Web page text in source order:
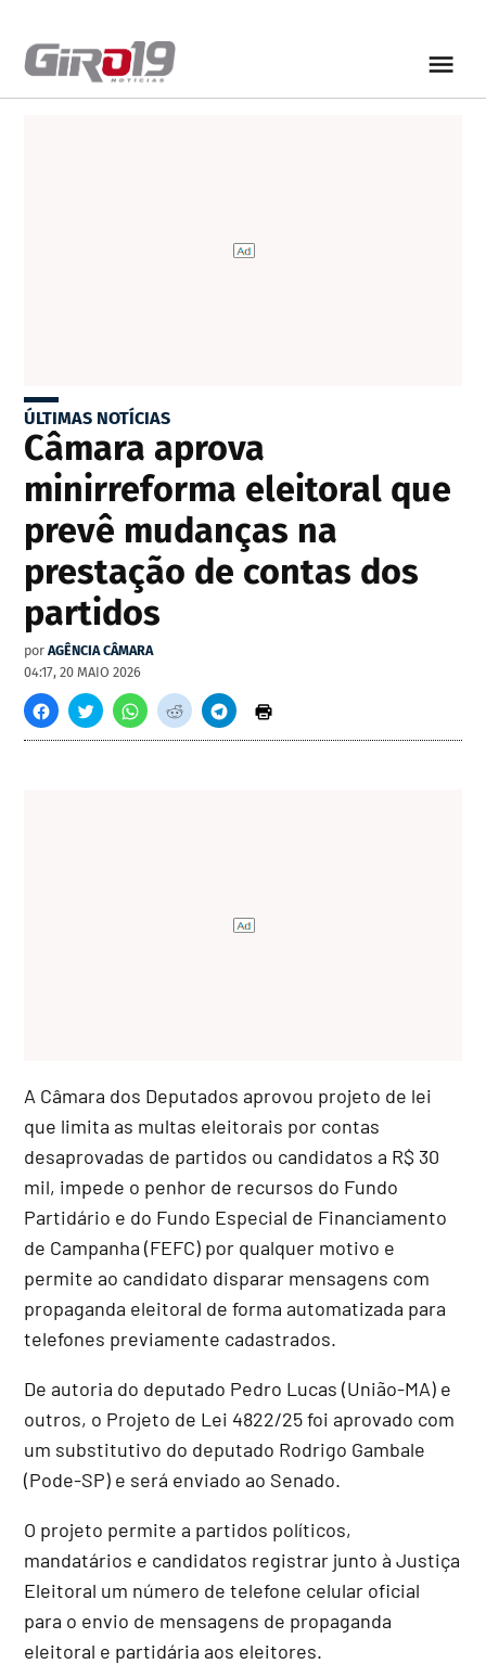
ÚLTIMAS NOTÍCIAS
Câmara aprova
minirreforma eleitoral que
prevê mudanças na
prestação de contas dos
partidos
por AGÊNCIA CÂMARA
04:17, 20 MAIO 2026
A Câmara dos Deputados aprovou projeto de lei
que limita as multas eleitorais por contas
desaprovadas de partidos ou candidatos a R$ 30
mil, impede o penhor de recursos do Fundo
Partidário e do Fundo Especial de Financiamento
de Campanha (FEFC) por qualquer motivo e
permite ao candidato disparar mensagens com
propaganda eleitoral de forma automatizada para
telefones previamente cadastrados.
De autoria do deputado Pedro Lucas (União-MA) e
outros, o Projeto de Lei 4822/25 foi aprovado com
um substitutivo do deputado Rodrigo Gambale
(Pode-SP) e será enviado ao Senado.
O projeto permite a partidos políticos,
mandatários e candidatos registrar junto à Justiça
Eleitoral um número de telefone celular oficial
para o envio de mensagens de propaganda
eleitoral e partidária aos eleitores.